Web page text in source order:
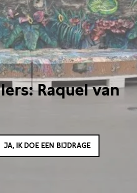
Raquel van
JA, IK DOE EEN BIJDRAGE